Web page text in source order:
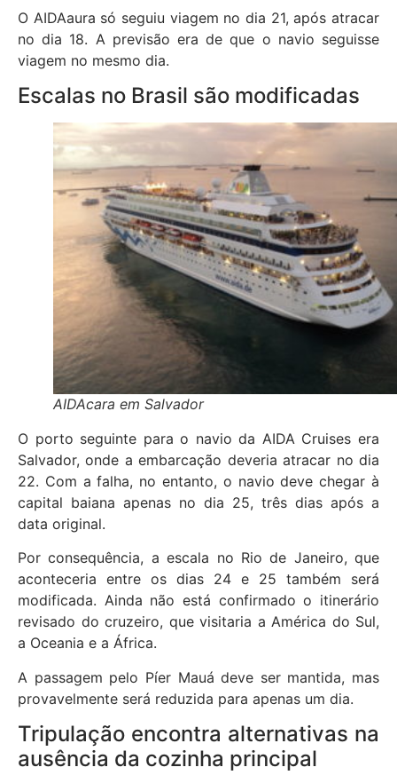
O AIDAaura só seguiu viagem no dia 21, após atracar
no dia 18. A previsão era de que o navio seguisse
viagem no mesmo dia.
Escalas no Brasil são modificadas
AIDAcara em Salvador
O porto seguinte para o navio da AIDA Cruises era
Salvador, onde a embarcação deveria atracar no dia
22. Com a falha, no entanto, o navio deve chegar à
capital baiana apenas no dia 25, três dias após a
data original.
Por consequência, a escala no Rio de Janeiro, que
aconteceria entre os dias 24 e 25 também será
modificada. Ainda não está confirmado o itinerário
revisado do cruzeiro, que visitaria a América do Sul,
a Oceania e a África.
A passagem pelo Píer Mauá deve ser mantida, mas
provavelmente será reduzida para apenas um dia.
Tripulação encontra alternativas na
ausência da cozinha principal